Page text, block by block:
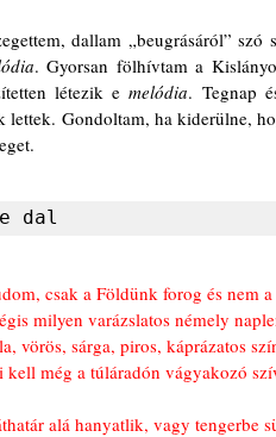
dallam „beugrásáról”
. Gyorsan fölhívtam a
létezik e melódia. Tegnap
lettek. Gondoltam, ha kiderülne,
dal
csak a Földünk forog és nem
milyen varázslatos némely
vörös, sárga, piros, káprázatos
kell még a túláradón vágyakozó
alá hanyatlik, vagy tengerbe